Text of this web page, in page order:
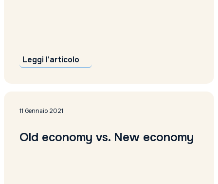
Leggi l'articolo
11 Gennaio 2021
Old economy vs. New economy